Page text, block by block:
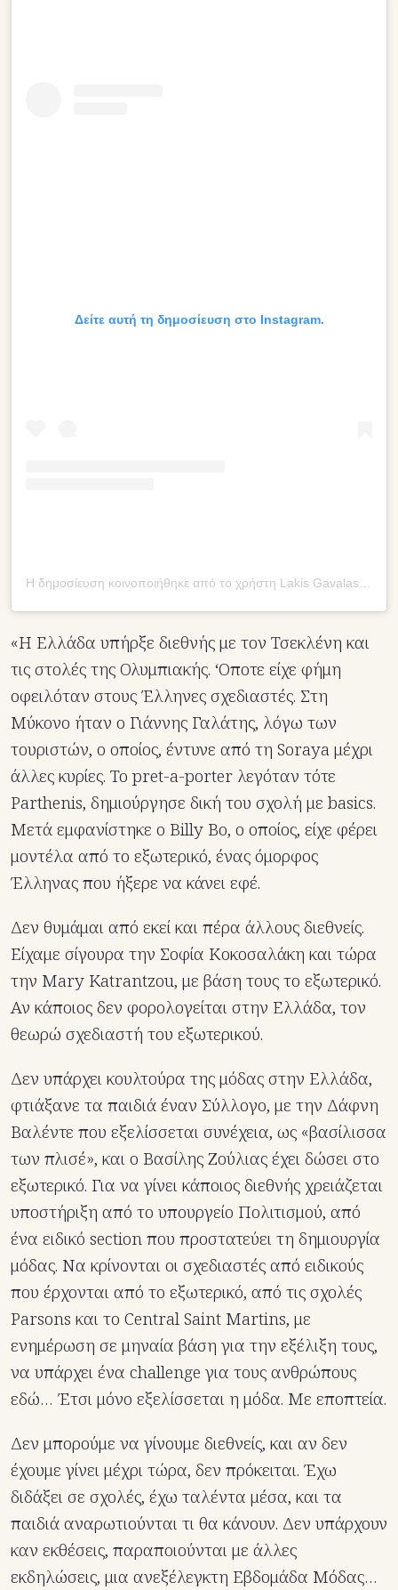
Δείτε αυτή τη δημοσίευση στο Instagram.
«H Eλλάδα υπήρξε διεθνής με τον Τσεκλένη και
τις στολές της Ολυμπιακής. ‘Οποτε είχε φήμη
οφειλόταν στους Έλληνες σχεδιαστές. Στη
Μύκονο ήταν ο Γιάννης Γαλάτης, λόγω των
τουριστών, ο οποίος, έντυνε από τη Soraya μέχρι
άλλες κυρίες. Το pret-a-porter λεγόταν τότε
Parthenis, δημιούργησε δική του σχολή με basics.
Μετά εμφανίστηκε ο Billy Bo, ο οποίος, είχε φέρει
μοντέλα από το εξωτερικό, ένας όμορφος
Έλληνας που ήξερε να κάνει εφέ.
Δεν θυμάμαι από εκεί και πέρα άλλους διεθνείς.
Είχαμε σίγουρα την Σοφία Κοκοσαλάκη και τώρα
την Mary Katrantzou, με βάση τους το εξωτερικό.
Αν κάποιος δεν φορολογείται στην Ελλάδα, τον
θεωρώ σχεδιαστή του εξωτερικού.
Δεν υπάρχει κουλτούρα της μόδας στην Ελλάδα,
φτιάξανε τα παιδιά έναν Σύλλογο, με την Δάφνη
Βαλέντε που εξελίσσεται συνέχεια, ως «βασίλισσα
των πλισέ», και ο Βασίλης Ζούλιας έχει δώσει στο
εξωτερικό. Για να γίνει κάποιος διεθνής χρειάζεται
υποστήριξη από το υπουργείο Πολιτισμού, από
ένα ειδικό section που προστατεύει τη δημιουργία
μόδας. Να κρίνονται οι σχεδιαστές από ειδικούς
που έρχονται από το εξωτερικό, από τις σχολές
Parsons και το Central Saint Martins, με
ενημέρωση σε μηναία βάση για την εξέλιξη τους,
να υπάρχει ένα challenge για τους ανθρώπους
εδώ… Έτσι μόνο εξελίσσεται η μόδα. Με εποπτεία.
Δεν μπορούμε να γίνουμε διεθνείς, και αν δεν
έχουμε γίνει μέχρι τώρα, δεν πρόκειται. Έχω
διδάξει σε σχολές, έχω ταλέντα μέσα, και τα
παιδιά αναρωτιούνται τι θα κάνουν. Δεν υπάρχουν
καν εκθέσεις, παραποιούνται με άλλες
εκδηλώσεις, μια ανεξέλεγκτη Εβδομάδα Μόδας…